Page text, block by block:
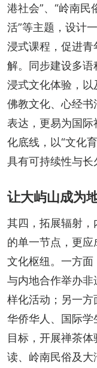
港社会”、“岭南民
活”等主题，设计
浸式课程，促进
解。同步建设多
浸式文化体验，
佛教文化、心经
表达，更易为国
化底线，以“文化
具有可持续性与长
让大屿山成为
其四，拓展辐射
的单一节点，更
文化枢纽。一方
与内地合作举办
样化活动；另一方
华侨华人、国际学
目标，开展禅茶
读、岭南民俗及